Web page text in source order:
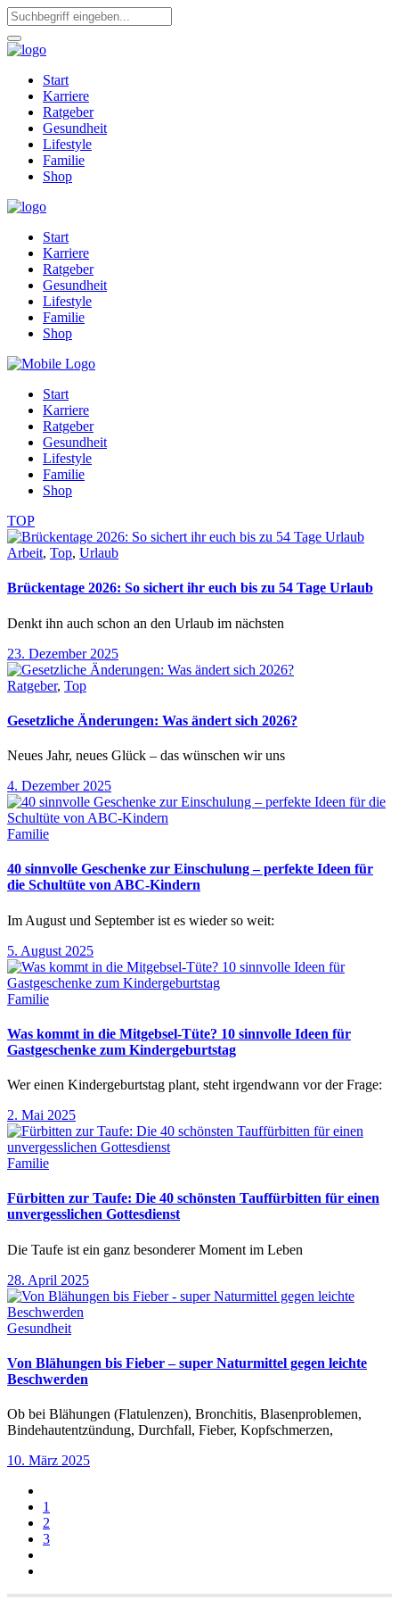
Start
Karriere
Ratgeber
Gesundheit
Lifestyle
Familie
Shop
Start
Karriere
Ratgeber
Gesundheit
Lifestyle
Familie
Shop
Start
Karriere
Ratgeber
Gesundheit
Lifestyle
Familie
Shop
TOP
Arbeit, Top, Urlaub
Brückentage 2026: So sichert ihr euch bis zu 54 Tage Urlaub
Denkt ihn auch schon an den Urlaub im nächsten
23. Dezember 2025
Ratgeber, Top
Gesetzliche Änderungen: Was ändert sich 2026?
Neues Jahr, neues Glück – das wünschen wir uns
4. Dezember 2025
Familie
40 sinnvolle Geschenke zur Einschulung – perfekte Ideen für
die Schultüte von ABC-Kindern
Im August und September ist es wieder so weit:
5. August 2025
Familie
Was kommt in die Mitgebsel-Tüte? 10 sinnvolle Ideen für
Gastgeschenke zum Kindergeburtstag
Wer einen Kindergeburtstag plant, steht irgendwann vor der Frage:
2. Mai 2025
Familie
Fürbitten zur Taufe: Die 40 schönsten Tauffürbitten für einen
unvergesslichen Gottesdienst
Die Taufe ist ein ganz besonderer Moment im Leben
28. April 2025
Gesundheit
Von Blähungen bis Fieber – super Naturmittel gegen leichte
Beschwerden
Ob bei Blähungen (Flatulenzen), Bronchitis, Blasenproblemen,
Bindehautentzündung, Durchfall, Fieber, Kopfschmerzen,
10. März 2025
1
2
3